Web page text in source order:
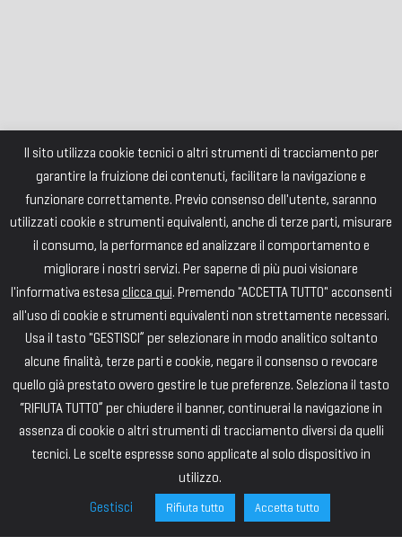
Il sito utilizza cookie tecnici o altri strumenti di tracciamento per
garantire la fruizione dei contenuti, facilitare la navigazione e
funzionare correttamente. Previo consenso dell'utente, saranno
utilizzati cookie e strumenti equivalenti, anche di terze parti, misurare
il consumo, la performance ed analizzare il comportamento e
migliorare i nostri servizi. Per saperne di più puoi visionare
l'informativa estesa clicca qui. Premendo "ACCETTA TUTTO" acconsenti
all'uso di cookie e strumenti equivalenti non strettamente necessari.
Usa il tasto "GESTISCI” per selezionare in modo analitico soltanto
alcune finalità, terze parti e cookie, negare il consenso o revocare
quello già prestato ovvero gestire le tue preferenze. Seleziona il tasto
“RIFIUTA TUTTO” per chiudere il banner, continuerai la navigazione in
assenza di cookie o altri strumenti di tracciamento diversi da quelli
tecnici. Le scelte espresse sono applicate al solo dispositivo in
utilizzo.
Gestisci
Rifiuta tutto Accetta tutto